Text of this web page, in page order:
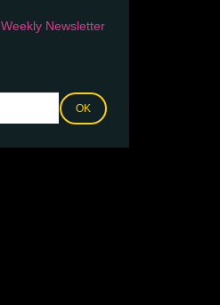
Weekly Newsletter
OK